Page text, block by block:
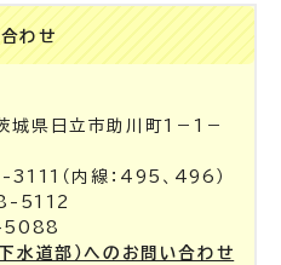
わせ
県日立市助川町1－1－
（内線：495、496）
5112
5088
水道部）へのお問い合わせ